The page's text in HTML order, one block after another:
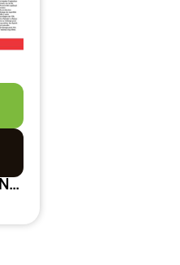
Schéma culture PRO AB BioNova